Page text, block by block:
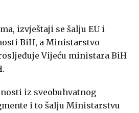
izvještaji se šalju EU i
BiH, a Ministarstvo
Vijeću ministara BiH
iz sveobuhvatnog
i to šalju Ministarstvu